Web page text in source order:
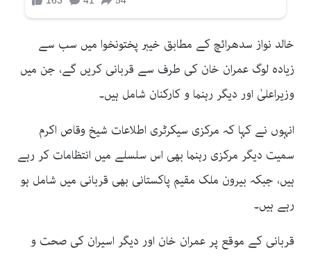
خالد نواز سدھرائچ کے مطابق خیبر پختونخوا میں سب سے
زیادہ لوگ عمران خان کی طرف سے قربانی کریں گے، جن میں
وزیراعلیٰ اور دیگر رہنما و کارکنان شامل ہیں۔
انہوں نے کہا کہ مرکزی سیکرٹری اطلاعات شیخ وقاص اکرم
سمیت دیگر مرکزی رہنما بھی اس سلسلے میں انتظامات کر رہے
ہیں، جبکہ بیرون ملک مقیم پاکستانی بھی قربانی میں شامل ہو
رہے ہیں۔
قربانی کے موقع پر عمران خان اور دیگر اسیران کی صحت و